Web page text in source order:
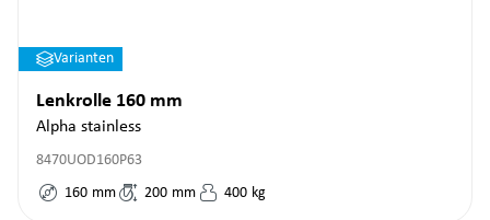
Varianten
Lenkrolle 160 mm
Alpha stainless
8470UOD160P63
160 mm 200 mm 400 kg